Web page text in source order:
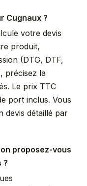
Cugnaux ?
votre devis
produit,
(DTG, DTF,
précisez la
Le prix TTC
port inclus. Vous
devis détaillé par
proposez-vous
?